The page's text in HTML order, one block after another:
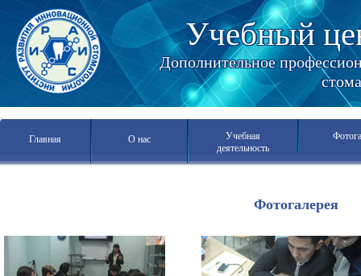
Учебный
Дополнительное
Главная О нас
Учебная
деятельность
Фотогалерея